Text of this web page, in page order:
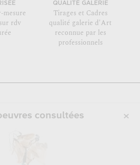
mesure
rdv
QUALITÉ GALERIE
Tirages et Cadres
qualité galerie d'Art
reconnue par les
professionnels
consultées